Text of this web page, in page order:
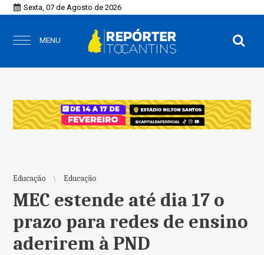
Sexta, 07 de Agosto de 2026
MENU
Educação Educação
MEC estende até dia 17 o
prazo para redes de ensino
aderirem à PND